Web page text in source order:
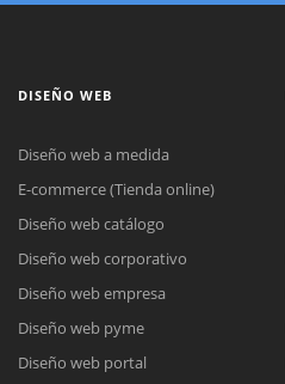
DISEÑO WEB
Diseño web a medida
E-commerce (Tienda online)
Diseño web catálogo
Diseño web corporativo
Diseño web empresa
Diseño web pyme
Diseño web portal